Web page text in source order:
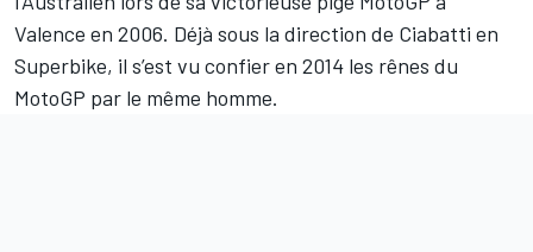
Valence en 2006. Déjà sous la direction de Ciabatti en
Superbike, il s’est vu confier en 2014 les rênes du
MotoGP par le même homme.